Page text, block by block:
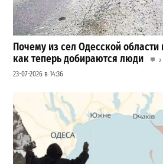
Почему из сел Одесской области
как теперь добираются люди
2
23-07-2026 в 14:36